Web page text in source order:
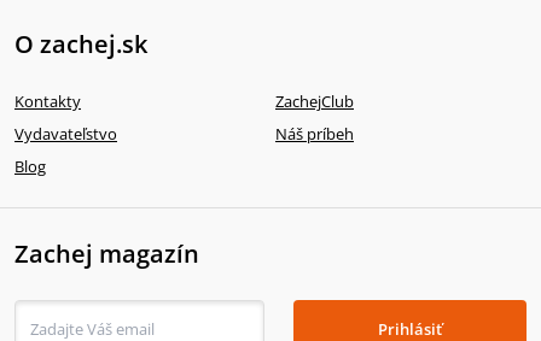
O zachej.sk
Kontakty
ZachejClub
Vydavateľstvo
Náš príbeh
Blog
Zachej magazín
Prihlásiť